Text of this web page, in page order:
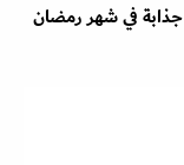
في شهر رمضان